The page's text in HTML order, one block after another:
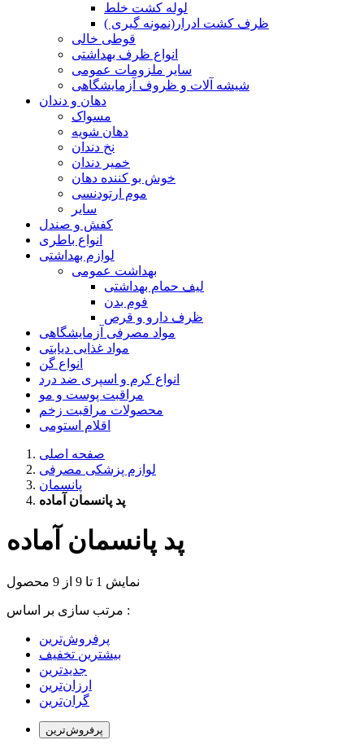
لوله کشت خلط
ظرف کشت ادرار(نمونه گیری )
قوطی خالی
انواع ظرف بهداشتی
سایر ملزومات عمومی
شیشه آلات و ظروف آزمایشگاهی
دهان و دندان
مسواک
دهان شویه
نخ دندان
خمیر دندان
خوش بو کننده دهان
موم ارتودنسی
سایر
کفش و صندل
انواع باطری
لوازم بهداشتی
بهداشت عمومی
لیف حمام بهداشتی
فوم بدن
ظرف دارو و قرص
مواد مصرفی آزمایشگاهی
مواد غذایی دیابتی
انواع گن
انواع کرم و اسپری ضد درد
مراقبت پوست و مو
محصولات مراقبت زخم
اقلام استومی
صفحه اصلی
لوازم پزشکی مصرفی
پانسمان
پد پانسمان آماده
پد پانسمان آماده
نمایش 1 تا 9 از 9 محصول
مرتب سازی بر اساس :
بیشترین تخفیف
جدیدترین
ارزان‌ترین
گران‌ترین
پرفروش‌ترین‌